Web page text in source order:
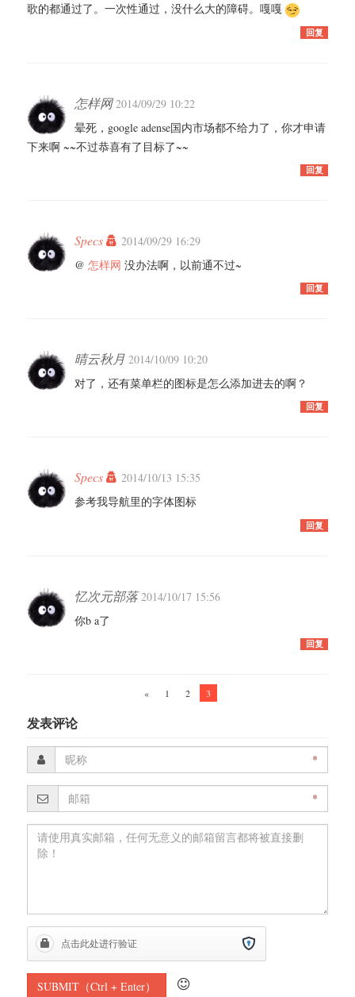
歌的都通过了。一次性通过，没什么大的障碍。嘎嘎
回复
怎样网2014/09/29 10:22
晕死，google adense国内市场都不给力了，你才申请
下来啊 ~~不过恭喜有了目标了~~
回复
Specs
2014/09/29 16:29
@ 怎样网 没办法啊，以前通不过~
回复
晴云秋月 2014/10/09 10:20
对了，还有菜单栏的图标是怎么添加进去的啊？
回复
Specs
2014/10/13 15:35
参考我导航里的字体图标
回复
忆次元部落2014/10/17 15:56
你b a了
回复
« 1 2 3
发表评论
*
*